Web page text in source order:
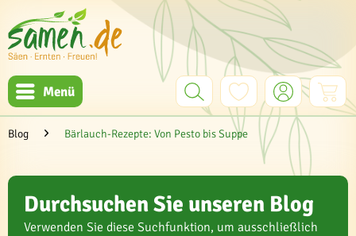
Menü
Blog Bärlauch-Rezepte: Von Pesto bis Suppe
Durchsuchen Sie unseren Blog
Verwenden Sie diese Suchfunktion, um ausschließlich